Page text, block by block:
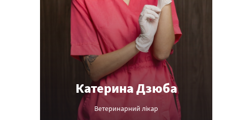
Катерина Дзюба
Ветеринарний лікар